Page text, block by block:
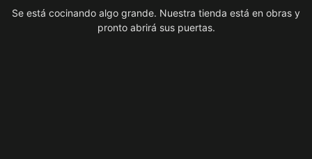
Se está cocinando algo grande. Nuestra tienda está en obras y
pronto abrirá sus puertas.